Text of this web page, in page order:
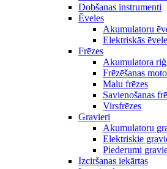
Dobšanas instrumenti
Ēveles
Akumulatoru
Elektriskās
Frēzes
Akumulatora
Frēzēšanas
Malu frēzes
Savienošanas
Virsfrēzes
Gravieri
Akumulatoru
Elektriskie
Piederumi
Izciršanas iekārtas